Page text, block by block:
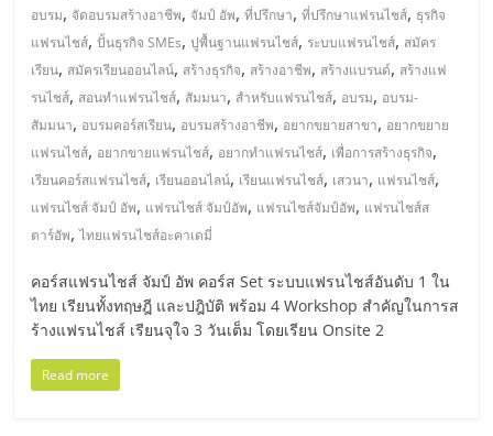
อบรม, จัดอบรมสร้างอาชีพ, จัมป์ อัพ,ที่ปรึกษา,ที่ปรึกษาแฟรนไชส์, ธุรกิจ
แฟรนไชส์,ปั้นธุรกิจ SMEs,ปูพื้นฐานแฟรนไชส์, ระบบแฟรนไชส์, สมัคร
เรียน, สมัครเรียนออนไลน์, สร้างธุรกิจ, สร้างอาชีพ, สร้างแบรนด์, สร้างแฟ
รนไชส์, สอนทำแฟรนไชส์, สัมมนา, สำหรับแฟรนไชส์, อบรม, อบรม-
สัมมนา, อบรมคอร์สเรียน, อบรมสร้างอาชีพ, อยากขยายสาขา, อยากขยาย
แฟรนไชส์, อยากขายแฟรนไชส์, อยากทำแฟรนไชส์, เพื่อการสร้างธุรกิจ,
เรียนคอร์สแฟรนไชส์, เรียนออนไลน์, เรียนแฟรนไชส์, เสวนา, แฟรนไชส์,
แฟรนไชส์ จัมป์ อัพ, แฟรนไชส์ จัมป์อัพ, แฟรนไชส์จัมป์อัพ, แฟรนไชส์ส
ตาร์อัพ,ไทยแฟรนไชส์อะคาเดมี่
คอร์สแฟรนไชส์ จัมป์ อัพ คอร์ส Set ระบบแฟรนไชส์อันดับ 1 ใน
ไทย เรียนทั้งทฤษฎี และปฎิบัติ พร้อม 4 Workshop สำคัญในการส
ร้างแฟรนไชส์ เรียนจุใจ 3 วันเต็ม โดยเรียน Onsite 2
Read more